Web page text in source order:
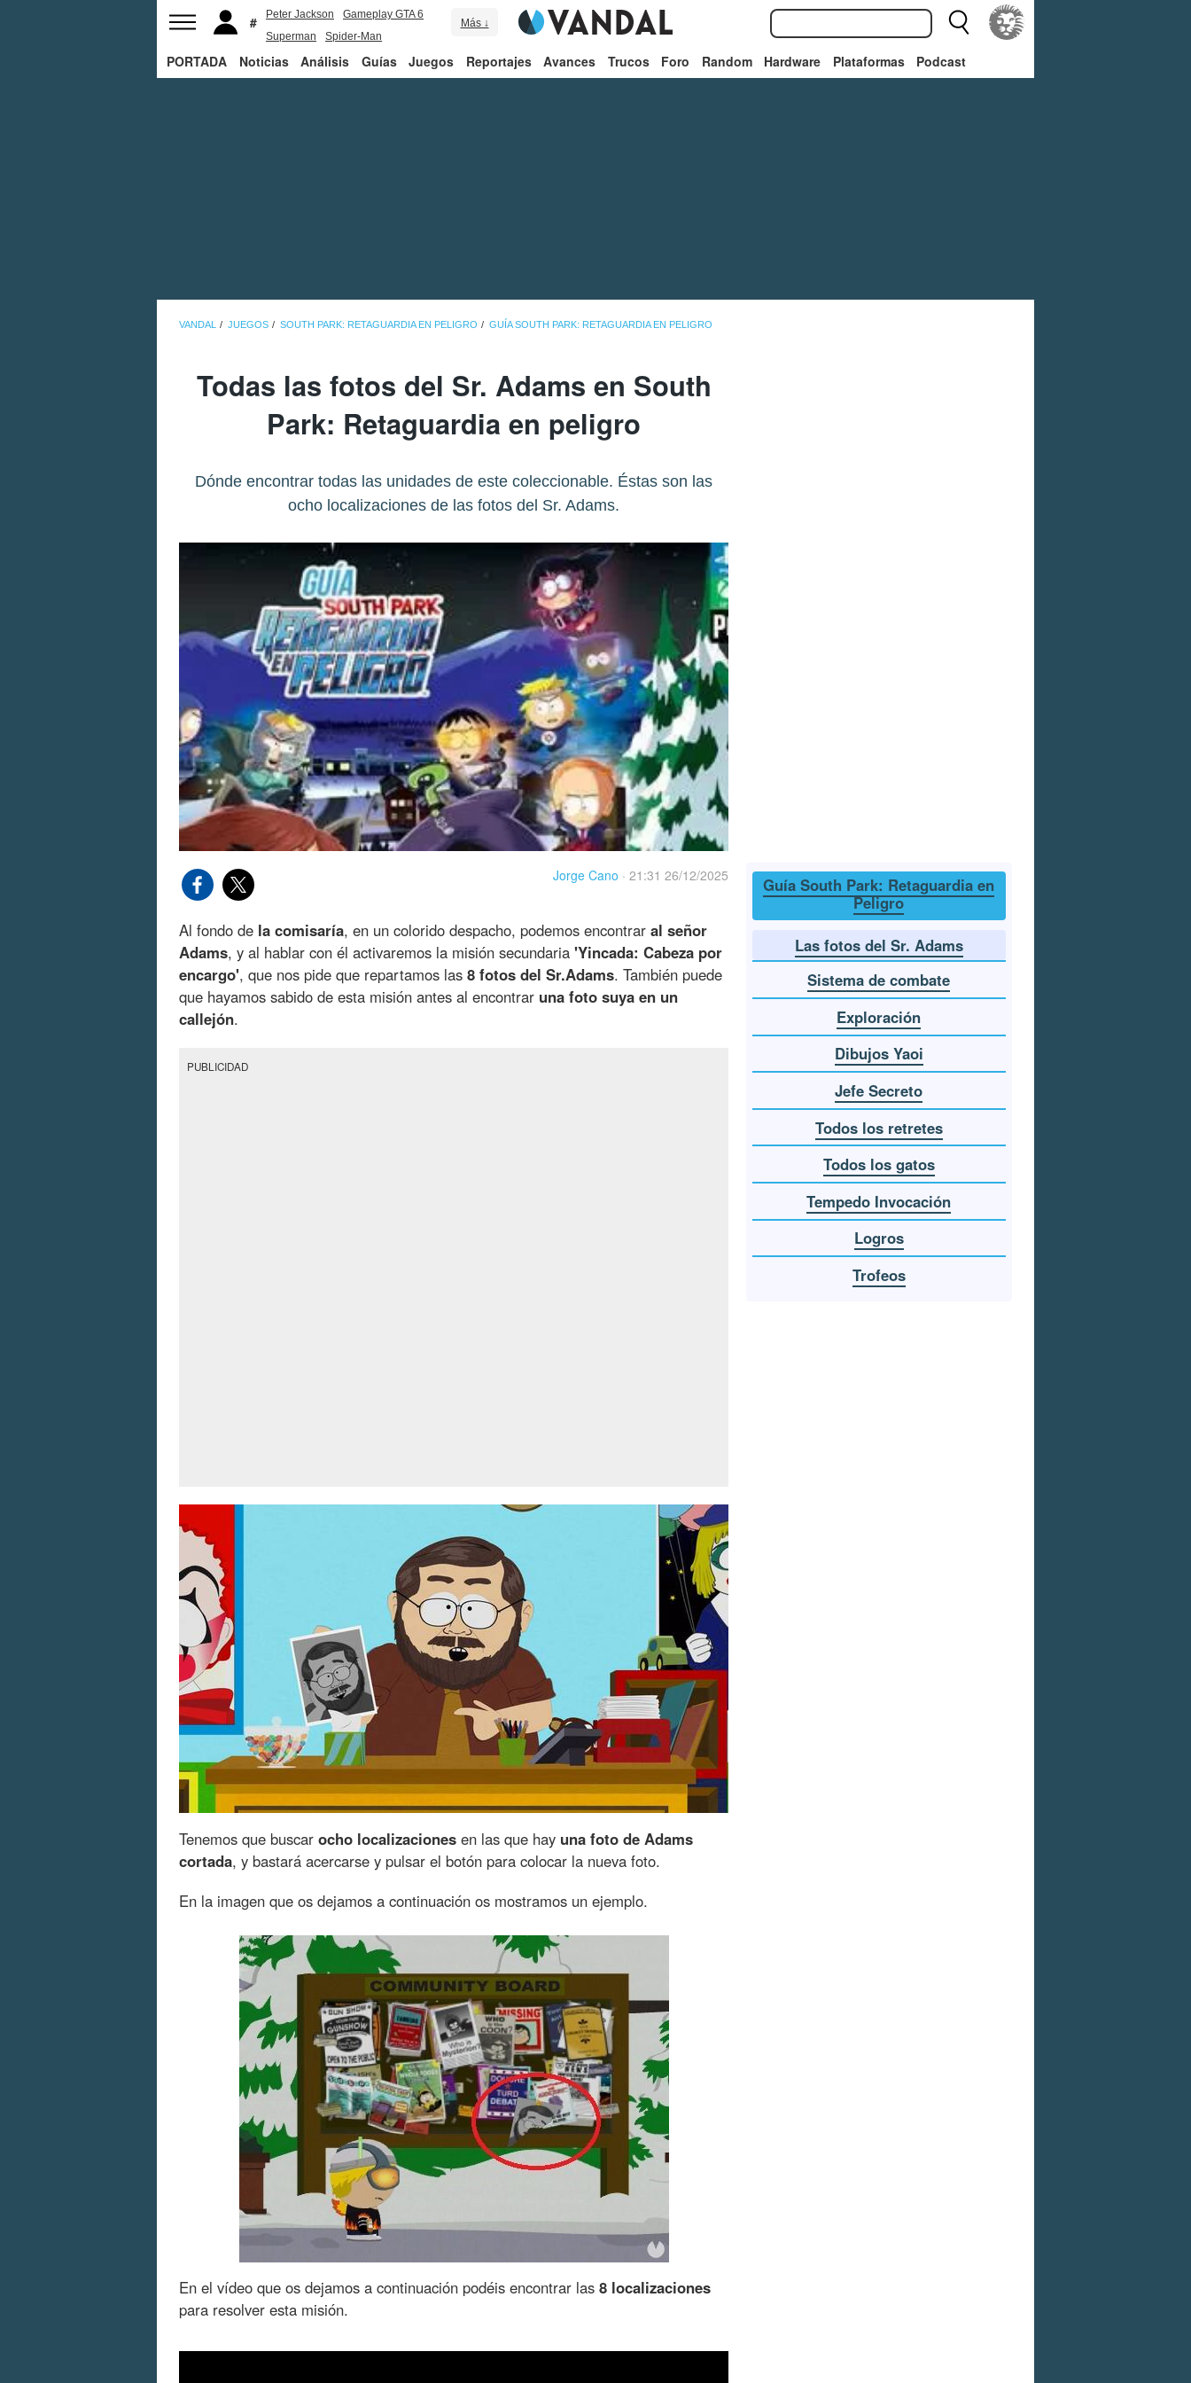
Peter Jackson
Gameplay GTA 6
Superman
Spider-Man
Más ↓
PORTADA Noticias Análisis Guías Juegos Reportajes Avances Trucos Foro Random Hardware Plataformas Podcast
VANDAL JUEGOS SOUTH PARK: RETAGUARDIA EN PELIGRO GUÍA SOUTH PARK: RETAGUARDIA EN PELIGRO
Todas las fotos del Sr. Adams en South
Park: Retaguardia en peligro
Dónde encontrar todas las unidades de este coleccionable. Éstas son las
ocho localizaciones de las fotos del Sr. Adams.
Jorge Cano · 21:31 26/12/2025
Al fondo de la comisaría, en un colorido despacho, podemos encontrar al señor
Adams, y al hablar con él activaremos la misión secundaria 'Yincada: Cabeza por
encargo', que nos pide que repartamos las 8 fotos del Sr.Adams. También puede
que hayamos sabido de esta misión antes al encontrar una foto suya en un
callejón.
PUBLICIDAD
Tenemos que buscar ocho localizaciones en las que hay una foto de Adams
cortada, y bastará acercarse y pulsar el botón para colocar la nueva foto.
En la imagen que os dejamos a continuación os mostramos un ejemplo.
En el vídeo que os dejamos a continuación podéis encontrar las 8 localizaciones
para resolver esta misión.
Guía South Park: Retaguardia en
Peligro
Las fotos del Sr. Adams
Sistema de combate
Exploración
Dibujos Yaoi
Jefe Secreto
Todos los retretes
Todos los gatos
Tempedo Invocación
Logros
Trofeos